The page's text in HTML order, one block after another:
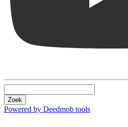
Zoek
Powered by Deedmob tools